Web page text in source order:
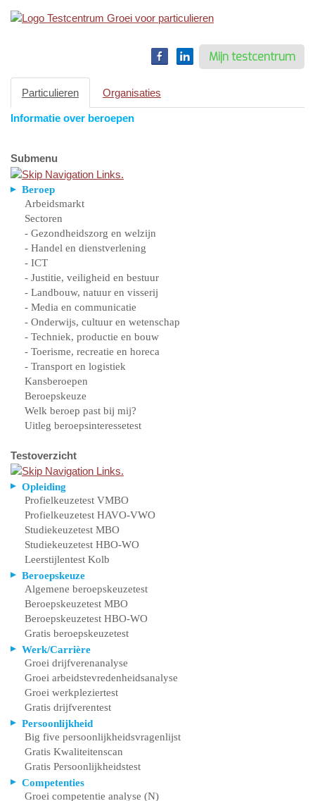
Mijn testcentrum
Particulieren Organisaties
Informatie over beroepen
Submenu
Beroep
Arbeidsmarkt
Sectoren
- Gezondheidszorg en welzijn
- Handel en dienstverlening
- ICT
- Justitie, veiligheid en bestuur
- Landbouw, natuur en visserij
- Media en communicatie
- Onderwijs, cultuur en wetenschap
- Techniek, productie en bouw
- Toerisme, recreatie en horeca
- Transport en logistiek
Kansberoepen
Beroepskeuze
Welk beroep past bij mij?
Uitleg beroepsinteressetest
Testoverzicht
Opleiding
Profielkeuzetest VMBO
Profielkeuzetest HAVO-VWO
Studiekeuzetest MBO
Studiekeuzetest HBO-WO
Leerstijlentest Kolb
Beroepskeuze
Algemene beroepskeuzetest
Beroepskeuzetest MBO
Beroepskeuzetest HBO-WO
Gratis beroepskeuzetest
Werk/Carrière
Groei drijfverenanalyse
Groei arbeidstevredenheidsanalyse
Groei werkpleziertest
Gratis drijfverentest
Persoonlijkheid
Big five persoonlijkheidsvragenlijst
Gratis Kwaliteitenscan
Gratis Persoonlijkheidstest
Competenties
Groei competentie analyse (N)